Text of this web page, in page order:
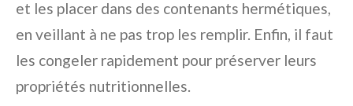
et les placer dans des contenants hermétiques,
en veillant à ne pas trop les remplir. Enfin, il faut
les congeler rapidement pour préserver leurs
propriétés nutritionnelles.